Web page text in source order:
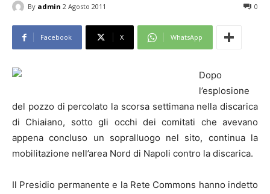
By admin 2 Agosto 2011 0
Facebook X WhatsApp
Dopo
l’esplosione
del pozzo di percolato la scorsa settimana nella discarica
di Chiaiano, sotto gli occhi dei comitati che avevano
appena concluso un sopralluogo nel sito, continua la
mobilitazione nell’area Nord di Napoli contro la discarica.
Il Presidio permanente e la Rete Commons hanno indetto